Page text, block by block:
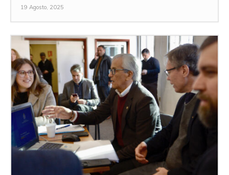
19 Agosto, 2025